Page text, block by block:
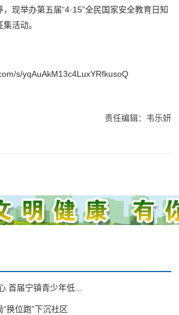
现举办第五届“4·15”全民国家安全教育日知
活动。
s/yqAuAkM13c4LuxYRfkusoQ
责任编辑：韦乐妍
首届宁镇青少年低...
换位跑”下沉社区